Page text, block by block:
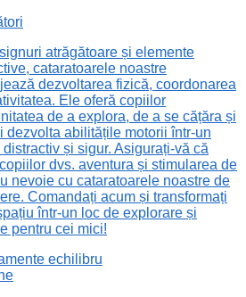
atrăgătoare și elemente
cataratoarele noastre
dezvoltarea fizică, coordonarea
Ele oferă copiilor
de a explora, de a se cățăra și
dezvolta abilitățile motorii într-un
distractiv și sigur. Asigurați-vă că
dvs. aventura și stimularea de
nevoie cu cataratoarele noastre de
Comandați acum și transformați
într-un loc de explorare și
pentru cei mici!
echilibru